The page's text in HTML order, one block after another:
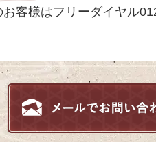
客様はフリーダイヤル